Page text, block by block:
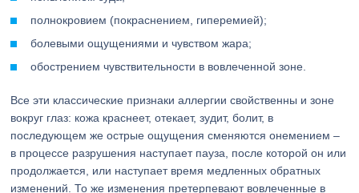
полнокровием (покраснением, гиперемией);
болевыми ощущениями и чувством жара;
обострением чувствительности в вовлеченной зоне.
Все эти классические признаки аллергии свойственны и зоне
вокруг глаз: кожа краснеет, отекает, зудит, болит, в
последующем же острые ощущения сменяются онемением –
в процессе разрушения наступает пауза, после которой он или
продолжается, или наступает время медленных обратных
изменений. То же изменения претерпевают вовлеченные в